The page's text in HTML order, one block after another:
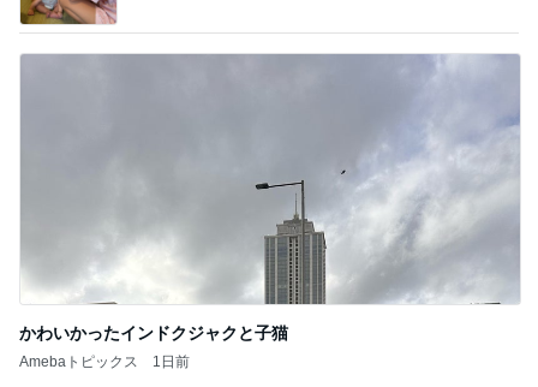
かわいかったインドクジャクと子猫
Amebaトピックス 1日前